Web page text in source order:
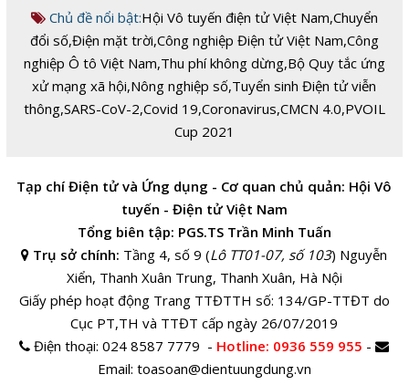
Chủ đề nổi bật:Hội Vô tuyến điện tử Việt Nam,Chuyển
đổi số,Điện mặt trời,Công nghiệp Điện tử Việt Nam,Công
nghiệp Ô tô Việt Nam,Thu phí không dừng,Bộ Quy tắc ứng
xử mạng xã hội,Nông nghiệp số,Tuyển sinh Điện tử viễn
thông,SARS-CoV-2,Covid 19,Coronavirus,CMCN 4.0,PVOIL
Cup 2021
Tạp chí Điện tử và Ứng dụng - Cơ quan chủ quản: Hội Vô
tuyến - Điện tử Việt Nam
Tổng biên tập: PGS.TS Trần Minh Tuấn
Trụ sở chính: Tầng 4, số 9 (Lô TT01-07, số 103) Nguyễn
Xiển, Thanh Xuân Trung, Thanh Xuân, Hà Nội
Giấy phép hoạt động Trang TTĐTTH số: 134/GP-TTĐT do
Cục PT,TH và TTĐT cấp ngày 26/07/2019
Điện thoại:024 8587 7779 - Hotline: 0936 559 955 -
Email: toasoan@dientuungdung.vn